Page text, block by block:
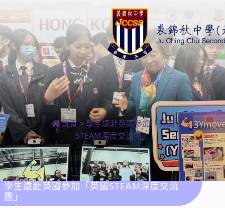
首頁 > 學生遠赴英國參加「英國
STEAM深度交流團」
學生遠赴英國參加「英國STEAM深度交流
團」